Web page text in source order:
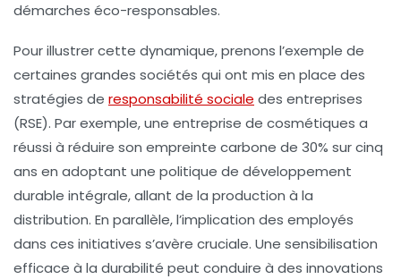
démarches éco-responsables.
Pour illustrer cette dynamique, prenons l’exemple de
certaines grandes sociétés qui ont mis en place des
stratégies de responsabilité sociale des entreprises
(RSE). Par exemple, une entreprise de cosmétiques a
réussi à réduire son empreinte carbone de 30% sur cinq
ans en adoptant une politique de développement
durable intégrale, allant de la production à la
distribution. En parallèle, l’implication des employés
dans ces initiatives s’avère cruciale. Une sensibilisation
efficace à la durabilité peut conduire à des innovations